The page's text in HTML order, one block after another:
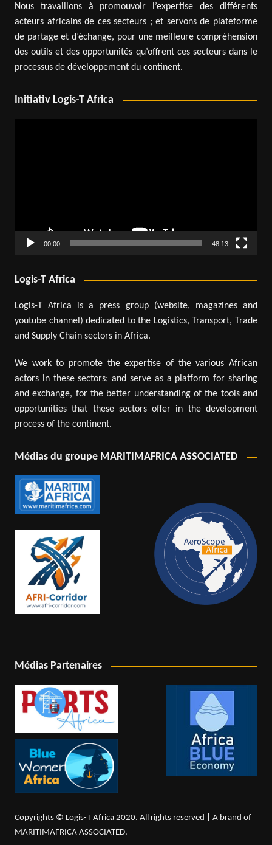
Nous travaillons à promouvoir l’expertise des différents
acteurs africains de ces secteurs ; et servons de plateforme
de partage et d’échange, pour une meilleure compréhension
des outils et des opportunités qu’offrent ces secteurs dans le
processus de développement du continent.
Initiativ Logis-T Africa
00:00 48:13
Logis-T Africa
Logis-T Africa is a press group (website, magazines and
youtube channel) dedicated to the Logistics, Transport, Trade
and Supply Chain sectors in Africa.
We work to promote the expertise of the various African
actors in these sectors; and serve as a platform for sharing
and exchange, for the better understanding of the tools and
opportunities that these sectors offer in the development
process of the continent.
Médias du groupe MARITIMAFRICA ASSOCIATED
Médias Partenaires
Copyrights © Logis-T Africa 2020. All rights reserved | A brand of
MARITIMAFRICA ASSOCIATED.